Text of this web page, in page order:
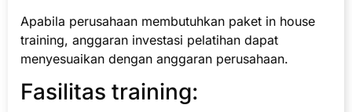
Apabila perusahaan membutuhkan paket in house
training, anggaran investasi pelatihan dapat
menyesuaikan dengan anggaran perusahaan.
Fasilitas training: